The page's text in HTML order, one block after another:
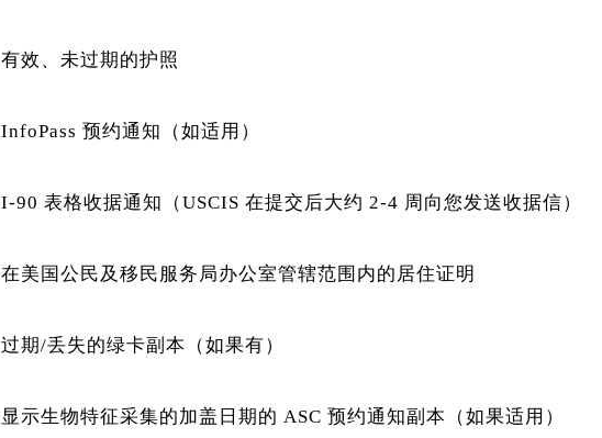
有效、未过期的护照
InfoPass 预约通知（如适用）
I-90 表格收据通知（USCIS 在提交后大约 2-4 周向您发送收据信）
在美国公民及移民服务局办公室管辖范围内的居住证明
过期/丢失的绿卡副本（如果有）
显示生物特征采集的加盖日期的 ASC 预约通知副本（如果适用）